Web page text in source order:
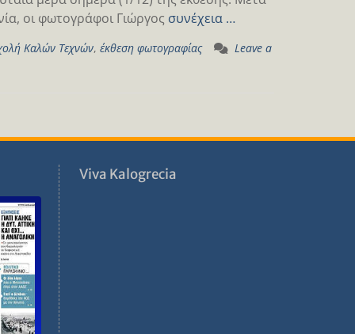
οι φωτογράφοι Γιώργος συνέχεια …
Καλών Τεχνών, έκθεση φωτογραφίας Leave a
Viva Kalogrecia